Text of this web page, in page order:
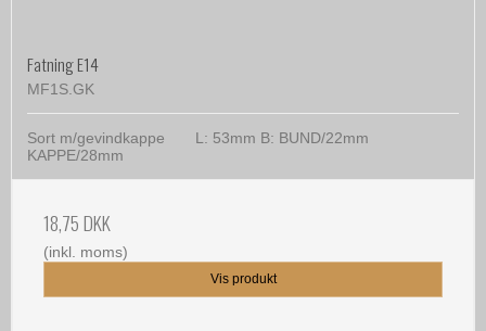
Fatning E14
MF1S.GK
Sort m/gevindkappe L: 53mm B: BUND/22mm
KAPPE/28mm
18,75 DKK
(inkl. moms)
Vis produkt